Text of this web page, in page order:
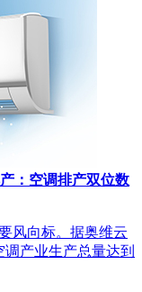
：空调排产双位数
风向标。据奥维云
产业生产总量达到